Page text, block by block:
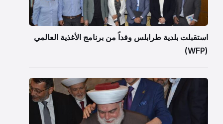
استقبلت بلدية طرابلس وفداً من برنامج الأغذية العالمي
(WFP)